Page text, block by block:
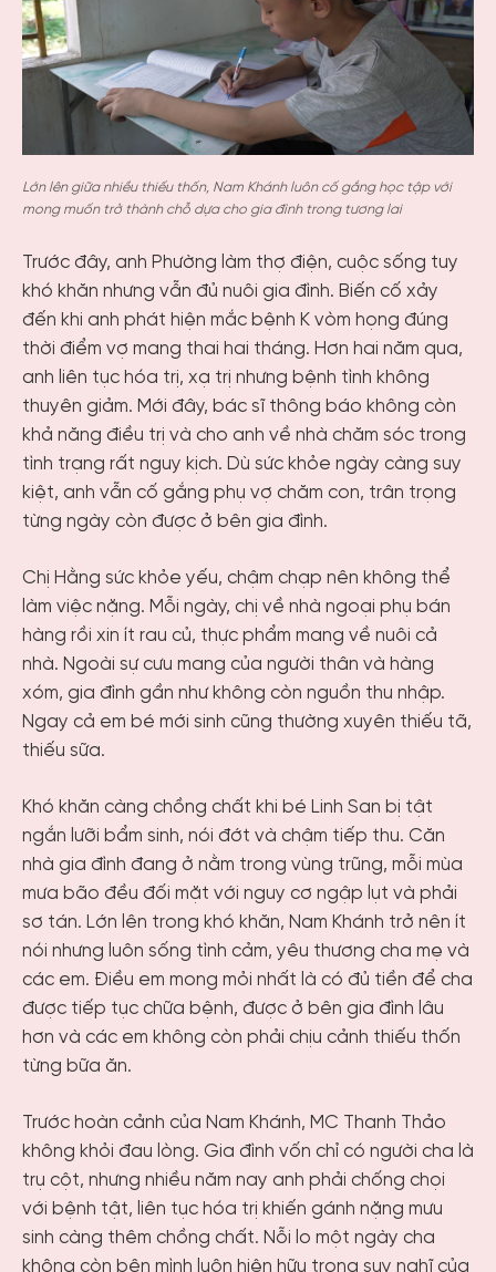
Lớn lên giữa nhiều thiếu thốn, Nam Khánh luôn cố gắng học tập với
mong muốn trở thành chỗ dựa cho gia đình trong tương lai
Trước đây, anh Phường làm thợ điện, cuộc sống tuy
khó khăn nhưng vẫn đủ nuôi gia đình. Biến cố xảy
đến khi anh phát hiện mắc bệnh K vòm họng đúng
thời điểm vợ mang thai hai tháng. Hơn hai năm qua,
anh liên tục hóa trị, xạ trị nhưng bệnh tình không
thuyên giảm. Mới đây, bác sĩ thông báo không còn
khả năng điều trị và cho anh về nhà chăm sóc trong
tình trạng rất nguy kịch. Dù sức khỏe ngày càng suy
kiệt, anh vẫn cố gắng phụ vợ chăm con, trân trọng
từng ngày còn được ở bên gia đình.
Chị Hằng sức khỏe yếu, chậm chạp nên không thể
làm việc nặng. Mỗi ngày, chị về nhà ngoại phụ bán
hàng rồi xin ít rau củ, thực phẩm mang về nuôi cả
nhà. Ngoài sự cưu mang của người thân và hàng
xóm, gia đình gần như không còn nguồn thu nhập.
Ngay cả em bé mới sinh cũng thường xuyên thiếu tã,
thiếu sữa.
Khó khăn càng chồng chất khi bé Linh San bị tật
ngắn lưỡi bẩm sinh, nói đớt và chậm tiếp thu. Căn
nhà gia đình đang ở nằm trong vùng trũng, mỗi mùa
mưa bão đều đối mặt với nguy cơ ngập lụt và phải
sơ tán. Lớn lên trong khó khăn, Nam Khánh trở nên ít
nói nhưng luôn sống tình cảm, yêu thương cha mẹ và
các em. Điều em mong mỏi nhất là có đủ tiền để cha
được tiếp tục chữa bệnh, được ở bên gia đình lâu
hơn và các em không còn phải chịu cảnh thiếu thốn
từng bữa ăn.
Trước hoàn cảnh của Nam Khánh, MC Thanh Thảo
không khỏi đau lòng. Gia đình vốn chỉ có người cha là
trụ cột, nhưng nhiều năm nay anh phải chống chọi
với bệnh tật, liên tục hóa trị khiến gánh nặng mưu
sinh càng thêm chồng chất. Nỗi lo một ngày cha
không còn bên mình luôn hiện hữu trong suy nghĩ của